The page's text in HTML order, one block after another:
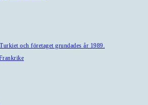
och företaget grundades år 1989.